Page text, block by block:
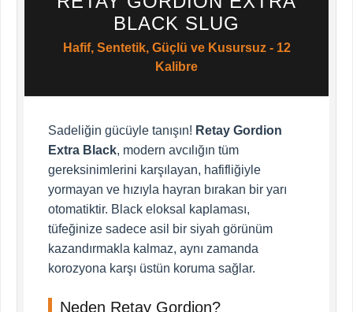
BLACK SLUG
Hafif, Sentetik, Güçlü ve Kusursuz - 12
Kalibre
Sadeliğin gücüyle tanışın! Retay Gordion
Extra Black, modern avcılığın tüm
gereksinimlerini karşılayan, hafifliğiyle
yormayan ve hızıyla hayran bırakan bir yarı
otomatiktir. Black eloksal kaplaması,
tüfeğinize sadece asil bir siyah görünüm
kazandırmakla kalmaz, aynı zamanda
korozyona karşı üstün koruma sağlar.
Neden Retay Gordion?